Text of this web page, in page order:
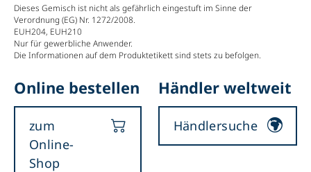
Dieses Gemisch ist nicht als gefährlich eingestuft im Sinne der
Verordnung (EG) Nr. 1272/2008.
EUH204, EUH210
Nur für gewerbliche Anwender.
Die Informationen auf dem Produktetikett sind stets zu befolgen.
Online bestellen
zum
Online-
Shop
Händler weltweit
Händlersuche